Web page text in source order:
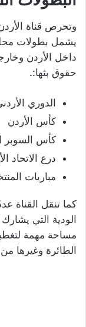
وتحرص قناة
يشمل بطولات
داخل الأردن
حقوق بثها:.
الدوري
كأس الأردن
كأس السوبر
درع الاتحاد
مباريات
كما تنقل القناة
الودية التي
مساحة مهمة
الطائرة وغيرها